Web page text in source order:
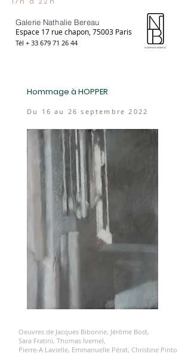
Tél + 33 679 71 26 44
Espace 17 rue chapon, 75003 Paris
Galerie Nathalie Bereau
Hommage à HOPPER
Du 16 au 26 septembre 2022
Oeuvres de Jacques Bibonne, Jérôme Bost,
Sara Fratini, Thomas Ivernel,
Pierre-A Lavielle, Emmanuelle Pérat, Christine Pinto